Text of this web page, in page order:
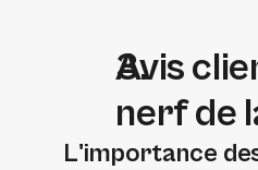
Avis
nerf de
L'importance